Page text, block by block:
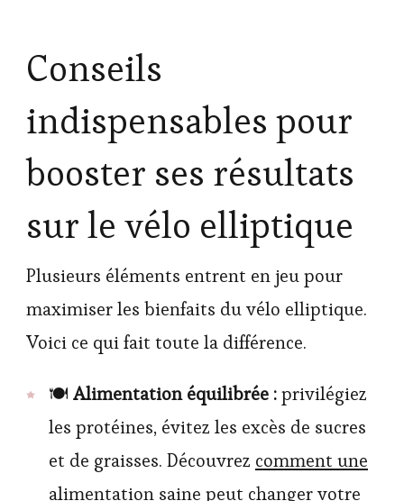
Conseils
indispensables pour
booster ses résultats
sur le vélo elliptique
Plusieurs éléments entrent en jeu pour
maximiser les bienfaits du vélo elliptique.
Voici ce qui fait toute la différence.
🍽️ Alimentation équilibrée :privilégiez
les protéines, évitez les excès de sucres
et de graisses. Découvrez comment une
alimentation saine peut changer votre